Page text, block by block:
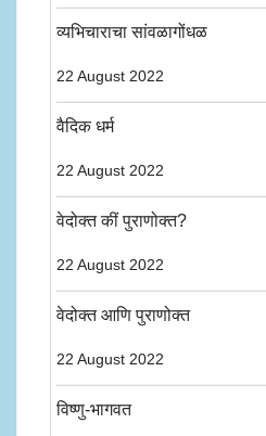
व्यभिचाराचा सांवळागोंधळ
22 August 2022
वैदिक धर्म
22 August 2022
वेदोक्त कीं पुराणोक्त?
22 August 2022
वेदोक्त आणि पुराणोक्त
22 August 2022
विष्णु-भागवत